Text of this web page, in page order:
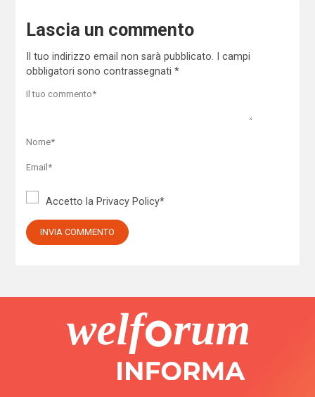
Lascia un commento
Il tuo indirizzo email non sarà pubblicato.
I campi
obbligatori sono contrassegnati *
Accetto la Privacy Policy*